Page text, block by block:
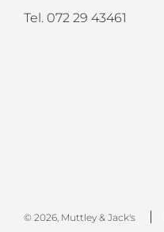
Tel. 072 29 43461
© 2026, Muttley & Jack's